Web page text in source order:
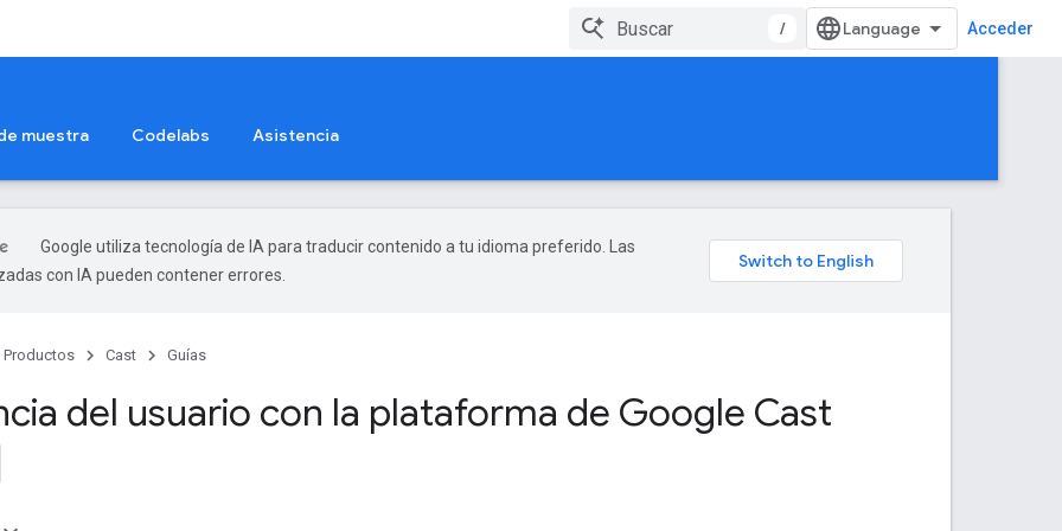
/ Acceder
muestra Codelabs Asistencia
Google utiliza tecnología de IA para traducir contenido a tu idioma preferido. Las
con IA pueden contener errores.
Productos Cast Guías
del usuario con la plataforma de Google Cast